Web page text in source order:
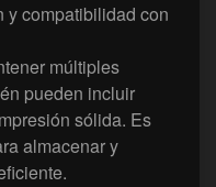
y compatibilidad con
múltiples
pueden incluir
sólida. Es
almacenar y